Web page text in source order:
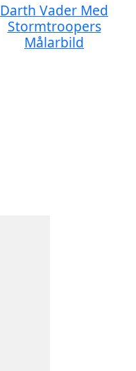
Darth Vader Med
Stormtroopers
Målarbild